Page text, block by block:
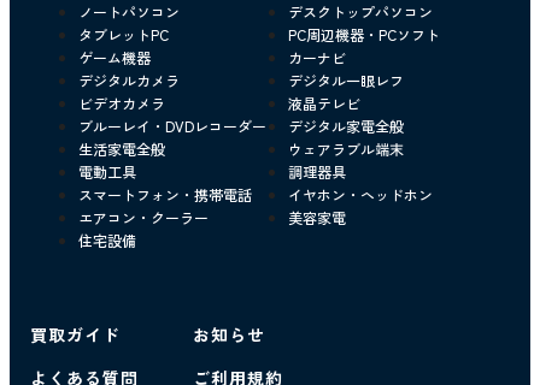
ノートパソコン
デスクトップパソコン
タブレットPC
PC周辺機器・PCソフト
ゲーム機器
カーナビ
デジタルカメラ
デジタル一眼レフ
ビデオカメラ
液晶テレビ
ブルーレイ・DVDレコーダー
デジタル家電全般
生活家電全般
ウェアラブル端末
電動工具
調理器具
スマートフォン・携帯電話
イヤホン・ヘッドホン
エアコン・クーラー
美容家電
住宅設備
買取ガイド
よくある質問
お知らせ
ご利用規約